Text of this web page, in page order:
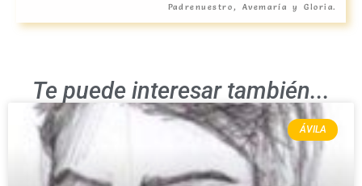
Padrenuestro, Avemaría y Gloria.
Te puede interesar también...
ÁVILA